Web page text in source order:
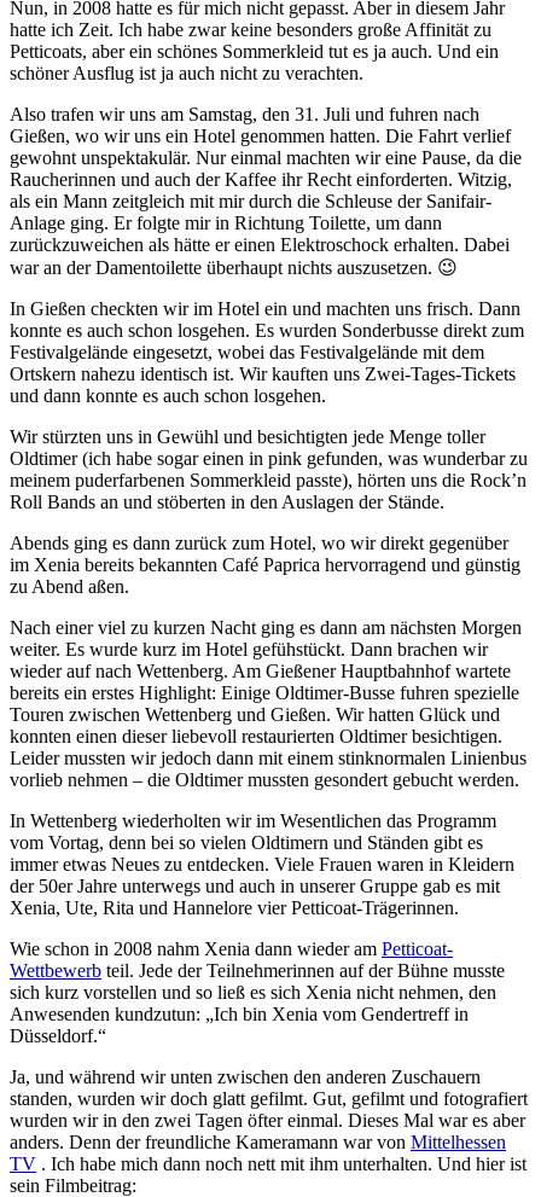
Nun, in 2008 hatte es für mich nicht gepasst. Aber in diesem Jahr
hatte ich Zeit. Ich habe zwar keine besonders große Affinität zu
Petticoats, aber ein schönes Sommerkleid tut es ja auch. Und ein
schöner Ausflug ist ja auch nicht zu verachten.
Also trafen wir uns am Samstag, den 31. Juli und fuhren nach
Gießen, wo wir uns ein Hotel genommen hatten. Die Fahrt verlief
gewohnt unspektakulär. Nur einmal machten wir eine Pause, da die
Raucherinnen und auch der Kaffee ihr Recht einforderten. Witzig,
als ein Mann zeitgleich mit mir durch die Schleuse der Sanifair-
Anlage ging. Er folgte mir in Richtung Toilette, um dann
zurückzuweichen als hätte er einen Elektroschock erhalten. Dabei
war an der Damentoilette überhaupt nichts auszusetzen. 😉
In Gießen checkten wir im Hotel ein und machten uns frisch. Dann
konnte es auch schon losgehen. Es wurden Sonderbusse direkt zum
Festivalgelände eingesetzt, wobei das Festivalgelände mit dem
Ortskern nahezu identisch ist. Wir kauften uns Zwei-Tages-Tickets
und dann konnte es auch schon losgehen.
Wir stürzten uns in Gewühl und besichtigten jede Menge toller
Oldtimer (ich habe sogar einen in pink gefunden, was wunderbar zu
meinem puderfarbenen Sommerkleid passte), hörten uns die Rock’n
Roll Bands an und stöberten in den Auslagen der Stände.
Abends ging es dann zurück zum Hotel, wo wir direkt gegenüber
im Xenia bereits bekannten Café Paprica hervorragend und günstig
zu Abend aßen.
Nach einer viel zu kurzen Nacht ging es dann am nächsten Morgen
weiter. Es wurde kurz im Hotel gefühstückt. Dann brachen wir
wieder auf nach Wettenberg. Am Gießener Hauptbahnhof wartete
bereits ein erstes Highlight: Einige Oldtimer-Busse fuhren spezielle
Touren zwischen Wettenberg und Gießen. Wir hatten Glück und
konnten einen dieser liebevoll restaurierten Oldtimer besichtigen.
Leider mussten wir jedoch dann mit einem stinknormalen Linienbus
vorlieb nehmen – die Oldtimer mussten gesondert gebucht werden.
In Wettenberg wiederholten wir im Wesentlichen das Programm
vom Vortag, denn bei so vielen Oldtimern und Ständen gibt es
immer etwas Neues zu entdecken. Viele Frauen waren in Kleidern
der 50er Jahre unterwegs und auch in unserer Gruppe gab es mit
Xenia, Ute, Rita und Hannelore vier Petticoat-Trägerinnen.
Wie schon in 2008 nahm Xenia dann wieder am Petticoat-
Wettbewerb teil. Jede der Teilnehmerinnen auf der Bühne musste
sich kurz vorstellen und so ließ es sich Xenia nicht nehmen, den
Anwesenden kundzutun: „Ich bin Xenia vom Gendertreff in
Düsseldorf.“
Ja, und während wir unten zwischen den anderen Zuschauern
standen, wurden wir doch glatt gefilmt. Gut, gefilmt und fotografiert
wurden wir in den zwei Tagen öfter einmal. Dieses Mal war es aber
anders. Denn der freundliche Kameramann war von Mittelhessen
TV . Ich habe mich dann noch nett mit ihm unterhalten. Und hier ist
sein Filmbeitrag: